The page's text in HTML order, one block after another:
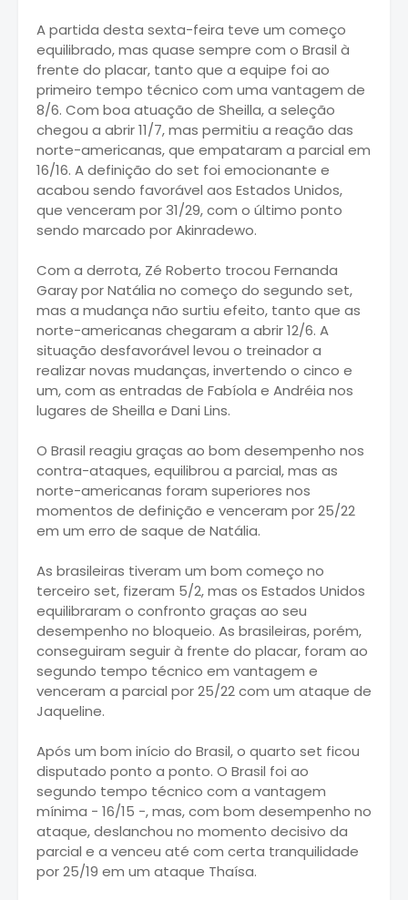
A partida desta sexta-feira teve um começo
equilibrado, mas quase sempre com o Brasil à
frente do placar, tanto que a equipe foi ao
primeiro tempo técnico com uma vantagem de
8/6. Com boa atuação de Sheilla, a seleção
chegou a abrir 11/7, mas permitiu a reação das
norte-americanas, que empataram a parcial em
16/16. A definição do set foi emocionante e
acabou sendo favorável aos Estados Unidos,
que venceram por 31/29, com o último ponto
sendo marcado por Akinradewo.
Com a derrota, Zé Roberto trocou Fernanda
Garay por Natália no começo do segundo set,
mas a mudança não surtiu efeito, tanto que as
norte-americanas chegaram a abrir 12/6. A
situação desfavorável levou o treinador a
realizar novas mudanças, invertendo o cinco e
um, com as entradas de Fabíola e Andréia nos
lugares de Sheilla e Dani Lins.
O Brasil reagiu graças ao bom desempenho nos
contra-ataques, equilibrou a parcial, mas as
norte-americanas foram superiores nos
momentos de definição e venceram por 25/22
em um erro de saque de Natália.
As brasileiras tiveram um bom começo no
terceiro set, fizeram 5/2, mas os Estados Unidos
equilibraram o confronto graças ao seu
desempenho no bloqueio. As brasileiras, porém,
conseguiram seguir à frente do placar, foram ao
segundo tempo técnico em vantagem e
venceram a parcial por 25/22 com um ataque de
Jaqueline.
Após um bom início do Brasil, o quarto set ficou
disputado ponto a ponto. O Brasil foi ao
segundo tempo técnico com a vantagem
mínima - 16/15 -, mas, com bom desempenho no
ataque, deslanchou no momento decisivo da
parcial e a venceu até com certa tranquilidade
por 25/19 em um ataque Thaísa.